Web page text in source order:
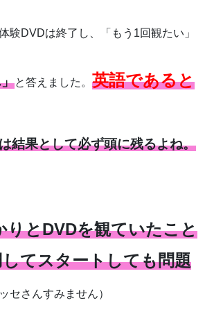
験DVDは終了し、「もう1回観たい」
と答えました。 英語であると
結果として必ず頭に残るよね。
とDVDを観ていたこと
てスタートしても問題
セさんすみません）